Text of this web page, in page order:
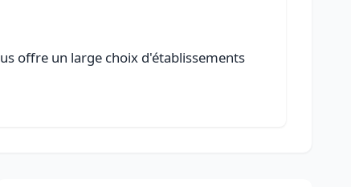
offre un large choix d'établissements